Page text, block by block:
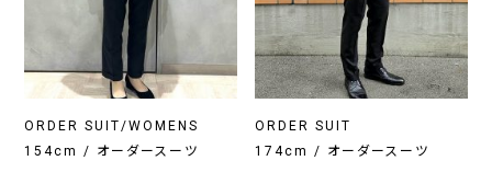
ORDER SUIT/WOMENS
154cm / オーダースーツ
ORDER SUIT
174cm / オーダースーツ